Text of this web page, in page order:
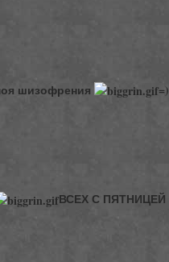
шизофрения
=)
ВСЕХ С ПЯТНИЦЕЙ